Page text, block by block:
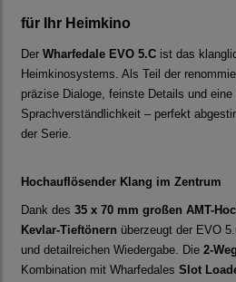
für Ihr Heimkino
Der Wharfedale EVO 5.C ist das
Heimkinosystems. Als Teil der
präzise Dialoge, feinste Details und eine
Sprachverständlichkeit – perfekt
der Serie.
Hochauflösender Klang im Zentrum
Dank des 35 x 70 mm großen AMT-
Kevlar-Tieftönern überzeugt der EVO
und detailreichen Wiedergabe. Die 2-
Kombination mit Wharfedales Slot